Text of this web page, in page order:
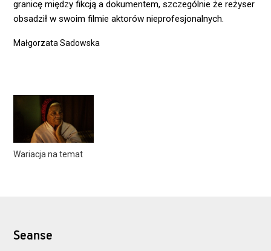
Wariacja na temat
granicę między fikcją a dokumentem, szczególnie że reżyser
obsadził w swoim filmie aktorów nieprofesjonalnych.
Małgorzata Sadowska
Seanse